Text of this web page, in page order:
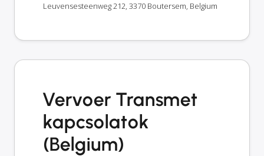
Leuvensesteenweg 212, 3370 Boutersem, Belgium
Vervoer Transmet
kapcsolatok
(Belgium)